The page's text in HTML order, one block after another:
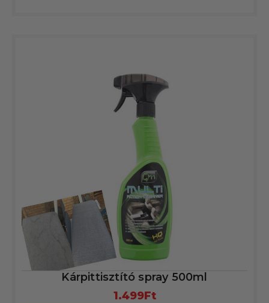
Kárpittisztító spray 500ml
1.499Ft